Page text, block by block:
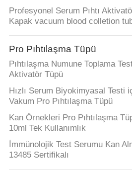
Profesyonel Serum Pıhtı
Kapak vacuum blood colletion
Pro Pıhtılaşma Tüpü
Pıhtılaşma Numune Toplama
Aktivatör Tüpü
Hızlı Serum Biyokimyasal Testi
Vakum Pro Pıhtılaşma Tüpü
Kan Örnekleri Pro Pıhtılaşma
10ml Tek Kullanımlık
İmmünolojik Test Serumu Kan
13485 Sertifikalı